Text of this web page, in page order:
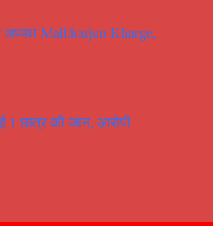
अध्यक्ष Mallikarjun Kharge,
छात्र की जान, आरोपी